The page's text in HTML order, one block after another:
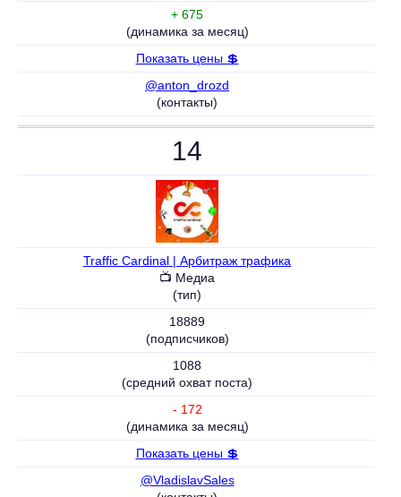
+ 675
(динамика за месяц)
Показать цены 💲
@anton_drozd
(контакты)
14
Traffic Cardinal | Арбитраж трафика
📺 Медиа
(тип)
18889
(подписчиков)
1088
(средний охват поста)
- 172
(динамика за месяц)
Показать цены 💲
@VladislavSales